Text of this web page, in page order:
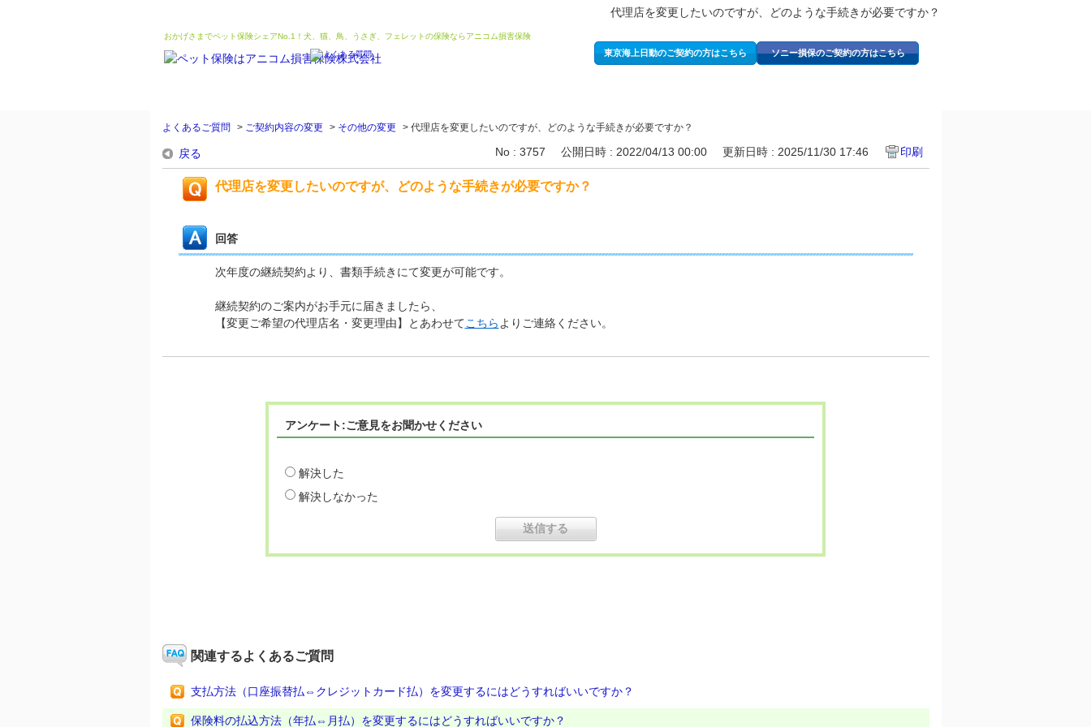
代理店を変更したいのですが、どのような手続きが必要ですか？
おかげさまでペット保険シェアNo.1！犬、猫、鳥、うさぎ、フェレットの保険ならアニコム損害保険
東京海上日動のご契約の方はこちら ソニー損保のご契約の方はこちら
よくあるご質問 > ご契約内容の変更 > その他の変更 > 代理店を変更したいのですが、どのような手続きが必要ですか？
戻る No : 3757 公開日時 : 2022/04/13 00:00 更新日時 : 2025/11/30 17:46 印刷
代理店を変更したいのですが、どのような手続きが必要ですか？
回答
次年度の継続契約より、書類手続きにて変更が可能です。
継続契約のご案内がお手元に届きましたら、
【変更ご希望の代理店名・変更理由】とあわせてこちらよりご連絡ください。
アンケート:ご意見をお聞かせください
解決した
解決しなかった
関連するよくあるご質問
支払方法（口座振替払⇔クレジットカード払）を変更するにはどうすればいいですか？
保険料の払込方法（年払⇔月払）を変更するにはどうすればいいですか？